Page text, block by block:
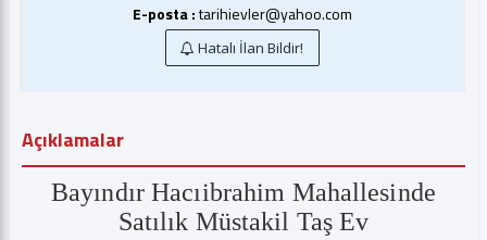
E-posta :tarihievler@yahoo.com
Hatalı İlan Bildir!
Açıklamalar
Bayındır Hacıibrahim Mahallesinde
Satılık Müstakil Taş Ev